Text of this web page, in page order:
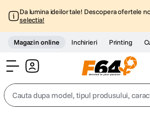
Da lumina ideilor tale! Descopera ofertele
selectia!
Magazin online Inchirieri Printing
Cauta dupa model, tipul produsului,